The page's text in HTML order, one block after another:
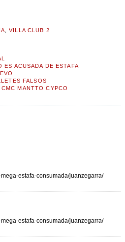
,VILLA CLUB 2
ES ACUSADA DE ESTAFA
FALSOS
MANTTO CYPCO
estafa-consumada/juanzegarra/
estafa-consumada/juanzegarra/